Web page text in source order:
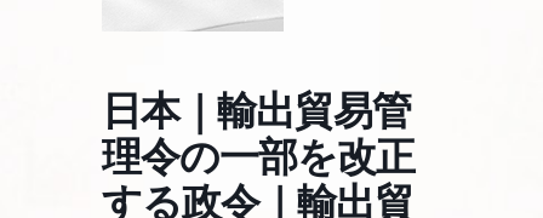
日本｜輸出貿易管
理令の一部を改正
する政令｜輸出貿